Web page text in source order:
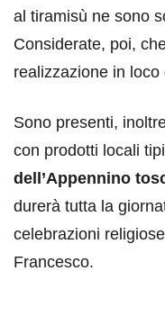
al tiramisù ne sono
Considerate, poi,
realizzazione in
Sono presenti,
con prodotti locali
dell’Appennino
durerà tutta la
celebrazioni
Francesco.